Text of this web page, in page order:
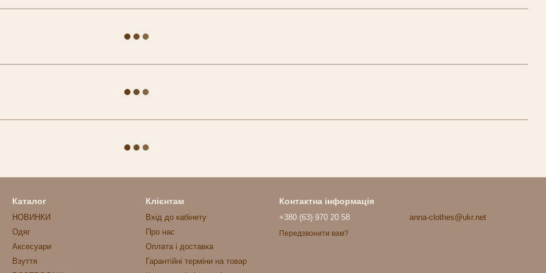
Каталог
НОВИНКИ
Одяг
Аксесуари
Взуття
Клієнтам
Вхід до кабінету
Про нас
Оплата і доставка
Гарантійні терміни на товар
Контактна інформація
+380 (63) 970 20 58
Передзвонити вам?
anna-clothes@ukr.net